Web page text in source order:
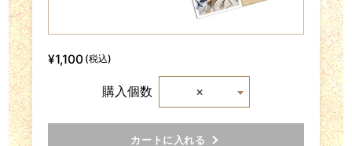
¥1,100 (税込)
購入個数 ×
カートに入れる